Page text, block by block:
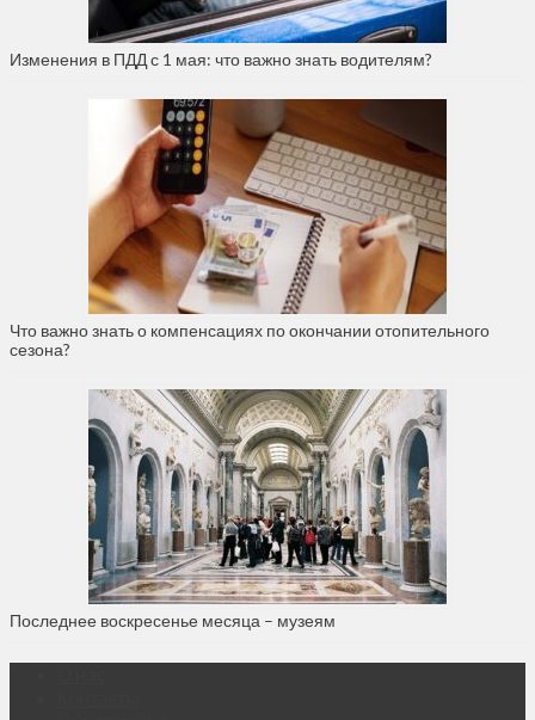
Изменения в ПДД с 1 мая: что важно знать водителям?
Что важно знать о компенсациях по окончании отопительного
сезона?
Последнее воскресенье месяца – музеям